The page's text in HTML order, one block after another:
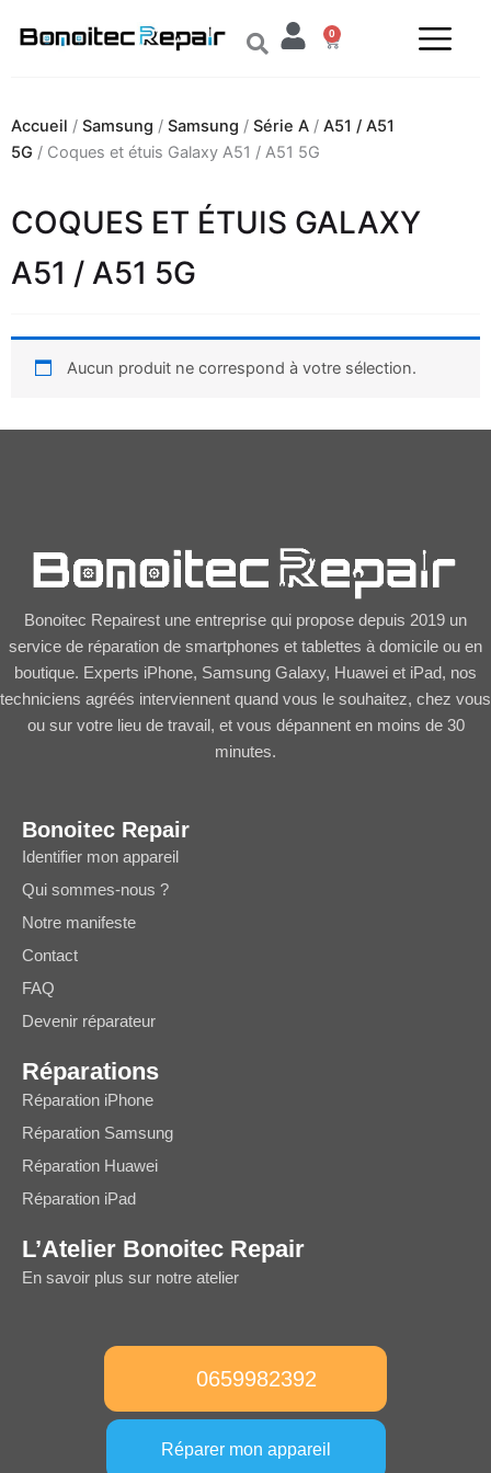
0
Panier
Accueil / Samsung / Samsung / Série A / A51 / A51
5G / Coques et étuis Galaxy A51 / A51 5G
COQUES ET ÉTUIS GALAXY
A51 / A51 5G
Aucun produit ne correspond à votre sélection.
Bonoitec Repairest une entreprise qui propose depuis 2019 un
service de réparation de smartphones et tablettes à domicile ou en
boutique. Experts iPhone, Samsung Galaxy, Huawei et iPad, nos
techniciens agréés interviennent quand vous le souhaitez, chez vous
ou sur votre lieu de travail, et vous dépannent en moins de 30
minutes.
Bonoitec Repair
Identifier mon appareil
Qui sommes-nous ?
Notre manifeste
Contact
FAQ
Devenir réparateur
Réparations
Réparation iPhone
Réparation Samsung
Réparation Huawei
Réparation iPad
L’Atelier Bonoitec Repair
En savoir plus sur notre atelier
0659982392
Réparer mon appareil